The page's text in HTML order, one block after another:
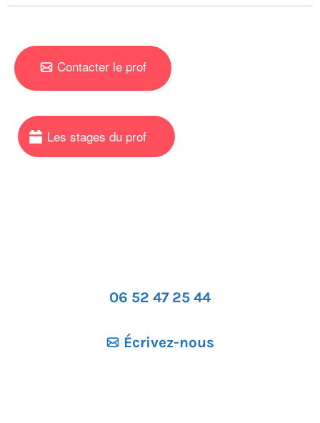
Contacter le prof
06 52 47 25 44
Écrivez-nous